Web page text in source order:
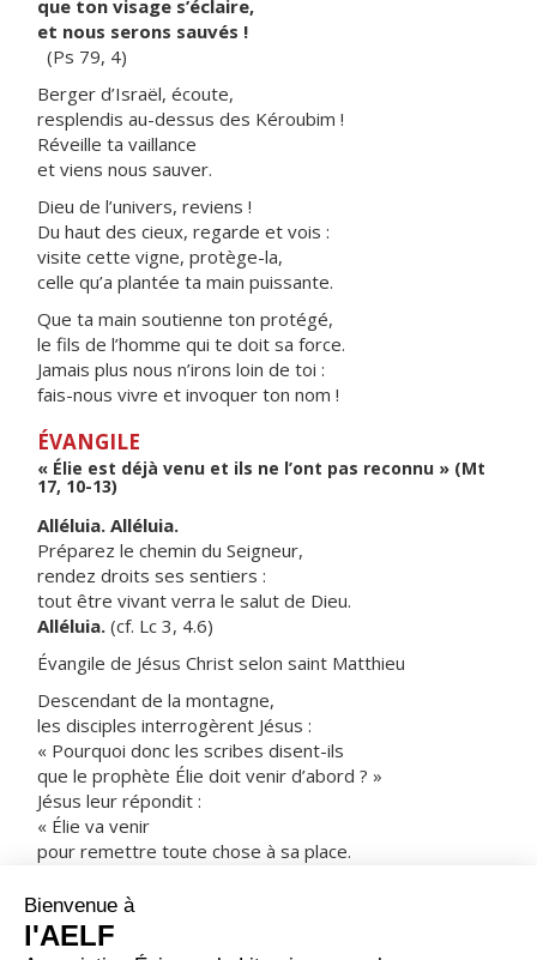
que ton visage s’éclaire,
et nous serons sauvés !
(Ps 79, 4)
Berger d’Israël, écoute,
resplendis au-dessus des Kéroubim !
Réveille ta vaillance
et viens nous sauver.
Dieu de l’univers, reviens !
Du haut des cieux, regarde et vois :
visite cette vigne, protège-la,
celle qu’a plantée ta main puissante.
Que ta main soutienne ton protégé,
le fils de l’homme qui te doit sa force.
Jamais plus nous n’irons loin de toi :
fais-nous vivre et invoquer ton nom !
ÉVANGILE
« Élie est déjà venu et ils ne l’ont pas reconnu » (Mt
17, 10-13)
Alléluia. Alléluia.
Préparez le chemin du Seigneur,
rendez droits ses sentiers :
tout être vivant verra le salut de Dieu.
Alléluia. (cf. Lc 3, 4.6)
Évangile de Jésus Christ selon saint Matthieu
Descendant de la montagne,
les disciples interrogèrent Jésus :
« Pourquoi donc les scribes disent-ils
que le prophète Élie doit venir d’abord ? »
Jésus leur répondit :
« Élie va venir
pour remettre toute chose à sa place.
Élie est déjà venu ;
au lieu de le reconnaître,
ils lui ont fait tout ce qu’ils ont voulu.